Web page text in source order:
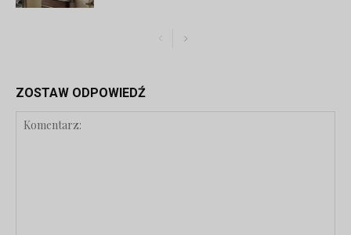
ZOSTAW ODPOWIEDŹ